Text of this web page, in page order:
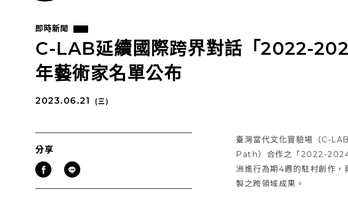
即時新聞
C-LAB延續國際跨界對話「2022-
年藝術家名單公布
2023.06.21 (三)
分享
臺灣當代文化實驗場（C-
Path）合作之「2022-2024
洲進行為期4週的駐村創作
製之跨領域成果。